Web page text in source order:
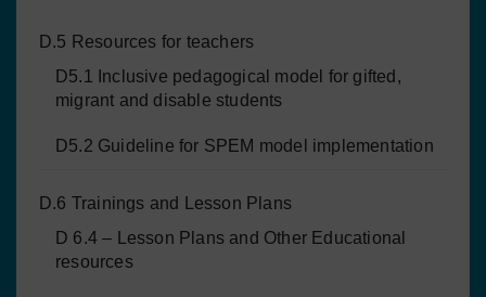
D.5 Resources for teachers
D5.1 Inclusive pedagogical model for gifted,
migrant and disable students
D5.2 Guideline for SPEM model implementation
D.6 Trainings and Lesson Plans
D 6.4 – Lesson Plans and Other Educational
resources